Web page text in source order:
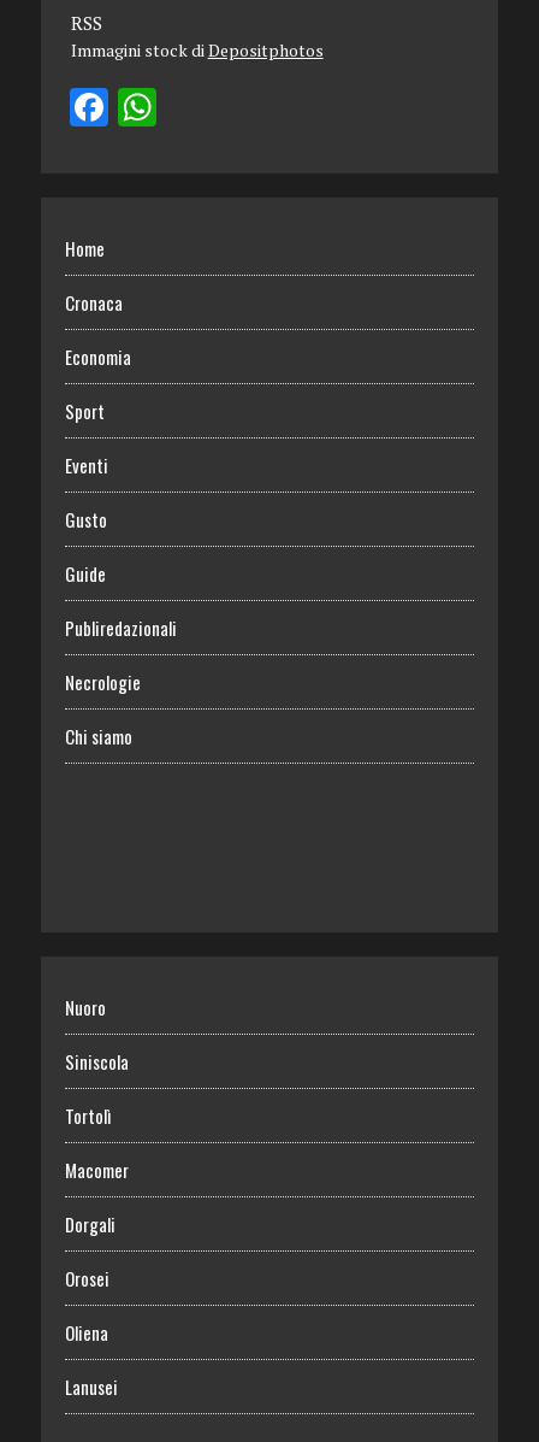
RSS
Immagini stock diDepositphotos
Home
Cronaca
Economia
Sport
Eventi
Gusto
Guide
Publiredazionali
Necrologie
Chi siamo
Nuoro
Siniscola
Tortolì
Macomer
Dorgali
Orosei
Oliena
Lanusei